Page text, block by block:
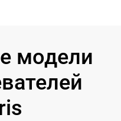
модели